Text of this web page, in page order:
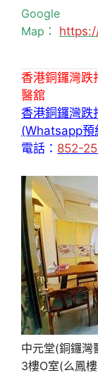
Google
Map：
香港銅鑼灣跌
醫舘
香港銅鑼灣跌
(Whatsapp預
電話： 852-
中元堂(銅鑼灣
3樓O室(么鳳